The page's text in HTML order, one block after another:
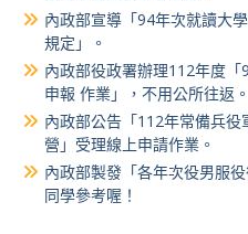
內政部宣導「94年次就讀大
規定」。
內政部役政署辦理112年度
申報 作業」，不用公所往返。
內政部公告「112年常備兵
營」受理線上申請作業。
內政部製發「各年次役男服
同學參考喔！